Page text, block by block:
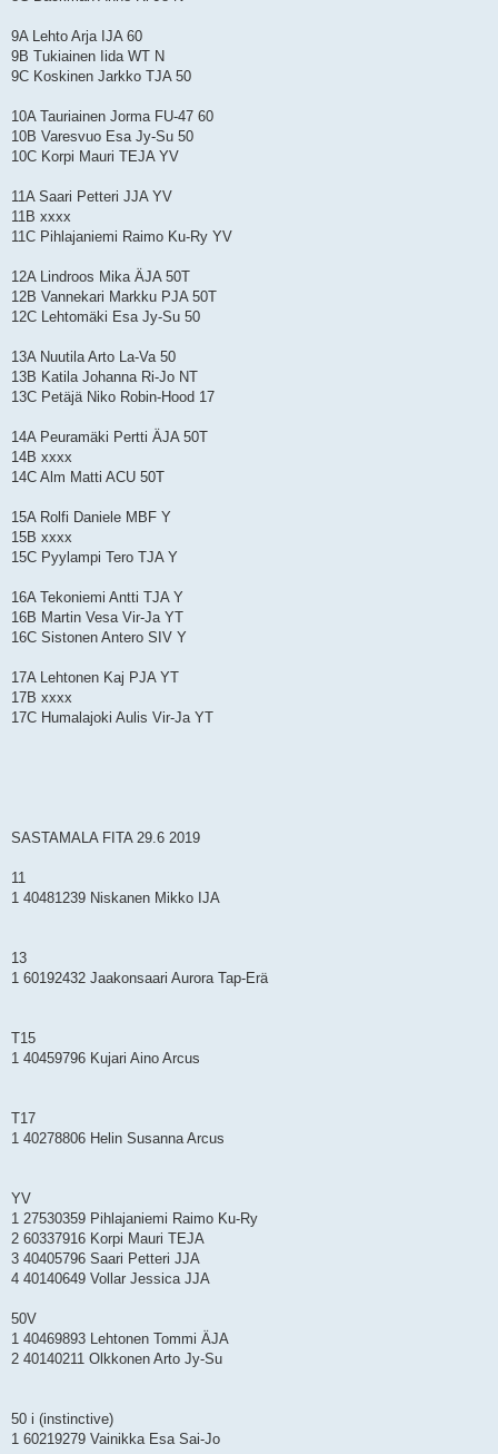
9A Lehto Arja IJA 60
9B Tukiainen Iida WT N
9C Koskinen Jarkko TJA 50
10A Tauriainen Jorma FU-47 60
10B Varesvuo Esa Jy-Su 50
10C Korpi Mauri TEJA YV
11A Saari Petteri JJA YV
11B xxxx
11C Pihlajaniemi Raimo Ku-Ry YV
12A Lindroos Mika ÄJA 50T
12B Vannekari Markku PJA 50T
12C Lehtomäki Esa Jy-Su 50
13A Nuutila Arto La-Va 50
13B Katila Johanna Ri-Jo NT
13C Petäjä Niko Robin-Hood 17
14A Peuramäki Pertti ÄJA 50T
14B xxxx
14C Alm Matti ACU 50T
15A Rolfi Daniele MBF Y
15B xxxx
15C Pyylampi Tero TJA Y
16A Tekoniemi Antti TJA Y
16B Martin Vesa Vir-Ja YT
16C Sistonen Antero SIV Y
17A Lehtonen Kaj PJA YT
17B xxxx
17C Humalajoki Aulis Vir-Ja YT
SASTAMALA FITA 29.6 2019
11
1 40481239 Niskanen Mikko IJA
13
1 60192432 Jaakonsaari Aurora Tap-Erä
T15
1 40459796 Kujari Aino Arcus
T17
1 40278806 Helin Susanna Arcus
YV
1 27530359 Pihlajaniemi Raimo Ku-Ry
2 60337916 Korpi Mauri TEJA
3 40405796 Saari Petteri JJA
4 40140649 Vollar Jessica JJA
50V
1 40469893 Lehtonen Tommi ÄJA
2 40140211 Olkkonen Arto Jy-Su
50 i (instinctive)
1 60219279 Vainikka Esa Sai-Jo